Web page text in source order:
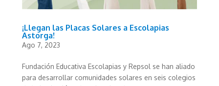
¡Llegan las Placas Solares a Escolapias
Astorga!
Ago 7, 2023
Fundación Educativa Escolapias y Repsol se han aliado
para desarrollar comunidades solares en seis colegios